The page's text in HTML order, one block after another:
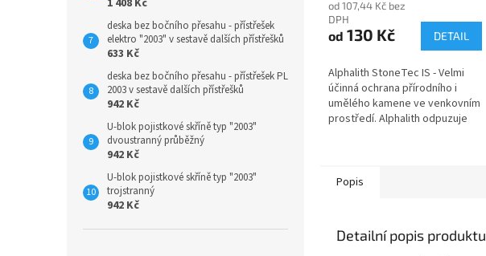
1 408 Kč
deska bez bočního přesahu - přístřešek
elektro "2003" v sestavě dalších přístřešků
633 Kč
deska bez bočního přesahu - přístřešek PL
2003 v sestavě dalších přístřešků
942 Kč
U-blok pojistkové skříně typ "2003"
dvoustranný průběžný
942 Kč
U-blok pojistkové skříně typ "2003"
trojstranný
942 Kč
od 107,44 Kč bez
DPH
od 130 Kč DETAIL
Alphalith StoneTec IS - Velmi
účinná ochrana přírodního i
umělého kamene ve venkovním
prostředí. Alphalith odpuzuje
Podrobnosti se dozvíte po
Popis
Detailní popis produktu